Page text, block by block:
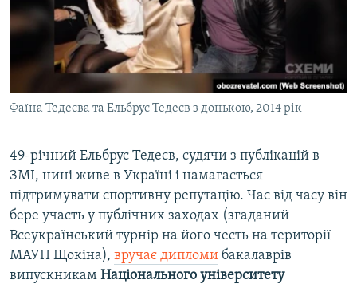
Фаїна Тедеєва та Ельбрус Тедеєв з донькою, 2014 рік
49-річний Ельбрус Тедеєв, судячи з публікацій в
ЗМІ, нині живе в Україні і намагається
підтримувати спортивну репутацію. Час від часу він
бере участь у публічних заходах (згаданий
Всеукраїнський турнір на його честь на території
МАУП Щокіна), вручає дипломи бакалаврів
випускникам Національного університету